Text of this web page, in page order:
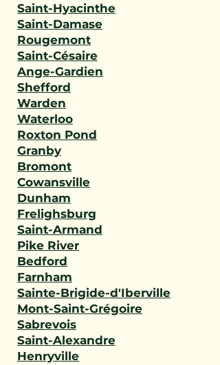
Saint-Hyacinthe
Saint-Damase
Rougemont
Saint-Césaire
Ange-Gardien
Shefford
Warden
Waterloo
Roxton Pond
Granby
Bromont
Cowansville
Dunham
Frelighsburg
Saint-Armand
Pike River
Bedford
Farnham
Sainte-Brigide-d'Iberville
Mont-Saint-Grégoire
Sabrevois
Saint-Alexandre
Henryville